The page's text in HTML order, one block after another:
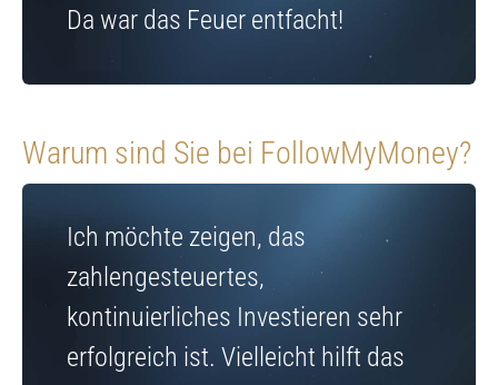
Da war das Feuer entfacht!
Warum sind Sie bei FollowMyMoney?
Ich möchte zeigen, das
zahlengesteuertes,
kontinuierliches Investieren sehr
erfolgreich ist. Vielleicht hilft das